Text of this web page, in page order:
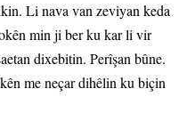
Li nava van zeviyan keda
min ji ber ku kar li vir
dixebitin. Perîşan bûne.
me neçar dihêlin ku biçin